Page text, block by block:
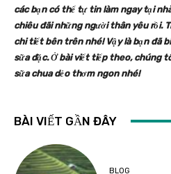
các bạn có thể tự tin làm ngay tại
chiêu đãi những người thân yêu rồi.
chi tiết bên trên nhé! Vậy là bạn đã
sữa đặc. Ở bài viết tiếp theo, chúng
sữa chua dẻo thơm ngon nhé!
BÀI VIẾT GẦN ĐÂY
BLOG